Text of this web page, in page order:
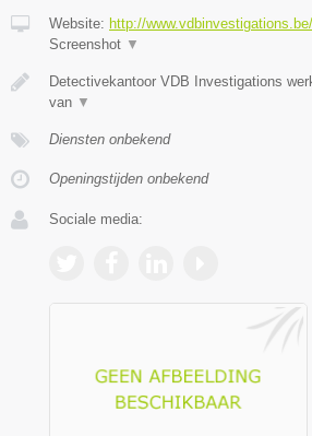
Website: http://
Screenshot ▼
Detectivekantoor VDB Investigations
van ▼
Diensten onbekend
Openingstijden onbekend
Sociale media: